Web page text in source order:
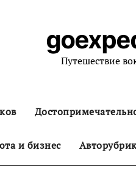
Путешествие
и бизнес